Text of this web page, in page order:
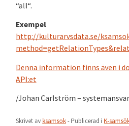
“all“.
Exempel
http://kulturarvsdata.se/
Denna information finns även i
API:et
/Johan Carlström –
Skrivet avksamsok- Publicerad i K-